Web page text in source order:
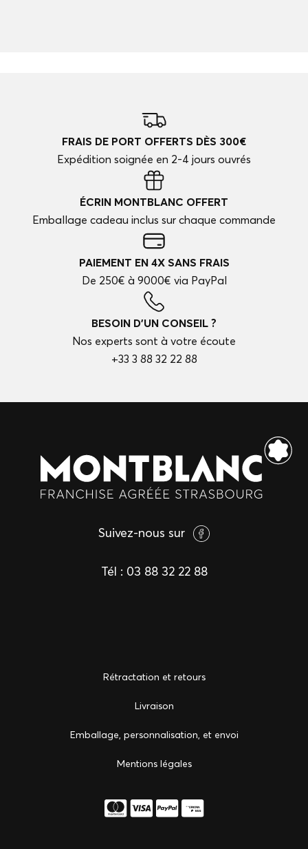
FRAIS DE PORT OFFERTS DÈS 300€
Expédition soignée en 2-4 jours ouvrés
ÉCRIN MONTBLANC OFFERT
Emballage cadeau inclus sur chaque commande
PAIEMENT EN 4X SANS FRAIS
De 250€ à 9000€ via PayPal
BESOIN D'UN CONSEIL ?
Nos experts sont à votre écoute
+33 3 88 32 22 88
Suivez-nous sur
Tél : 03 88 32 22 88
Rétractation et retours
Livraison
Emballage, personnalisation, et envoi
Mentions légales